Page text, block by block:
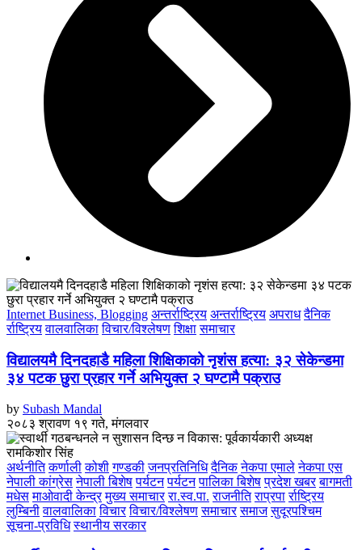
Internet Business, Blogging अन्तर्राष्ट्रिय अन्तर्राष्ट्रिय अपराध दैनिक
र्राष्ट्रिय वालवालिका विचार/विश्लेषण शिक्षा समाचार
विद्यालयमै दिनदहाडै महिला शिक्षिकाको नृशंस हत्या: ३२ सेकेन्डमा
३४ पटक छुरा प्रहार गर्ने अभियुक्त २ घण्टामै पक्राउ
by Subash Mandal
२०८३ श्रावण १९ गते, मंगलवार
अर्थनीति कर्णाली कोशी गण्डकी जनप्रतिनिधि दैनिक नेकपा एमाले नेकपा एस
नेपाली कांग्रेस नेपाली बिशेष पर्यटन पर्यटन पालिका बिशेष प्रदेश खबर बागमती
मधेस माओवादी केन्द्र मुख्य समाचार रा.स्व.पा. राजनीति राप्रपा र्राष्ट्रिय
लुम्बिनी वालवालिका विचार विचार/विश्लेषण समाचार समाज सुदूरपश्चिम
सूचना-प्रविधि स्थानीय सरकार